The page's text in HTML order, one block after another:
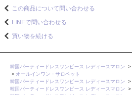
この商品について問い合わせる
LINEで問い合わせる
買い物を続ける
韓国パーティードレスワンピース レディースマロン >
> オールインワン・サロペット
韓国パーティードレスワンピース レディースマロン
>
韓国パーティードレスワンピース レディースマロン
>